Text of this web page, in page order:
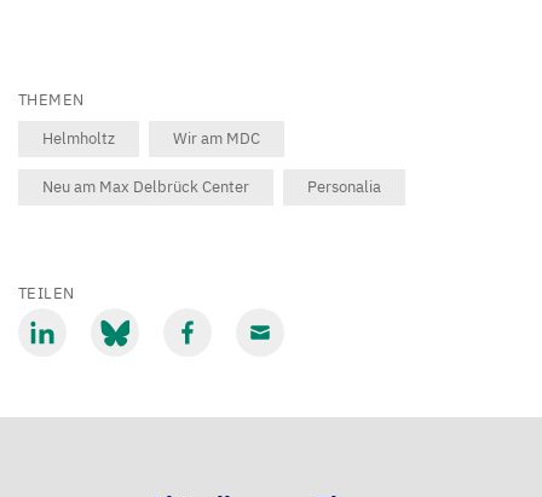
THEMEN
Helmholtz
Wir am MDC
Neu am Max Delbrück Center Personalia
TEILEN